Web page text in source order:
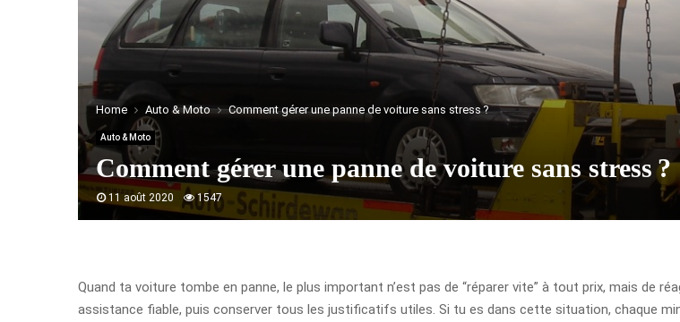
Home Auto & Moto Comment gérer une panne de voiture sans stress ?
Auto & Moto
Comment gérer une panne de voiture sans stress ?
11 août 2020 1547
Quand ta voiture tombe en panne, le plus important n’est pas de “réparer vite” à tout prix, mais de
assistance fiable, puis conserver tous les justificatifs utiles. Si tu es dans cette situation, chaque